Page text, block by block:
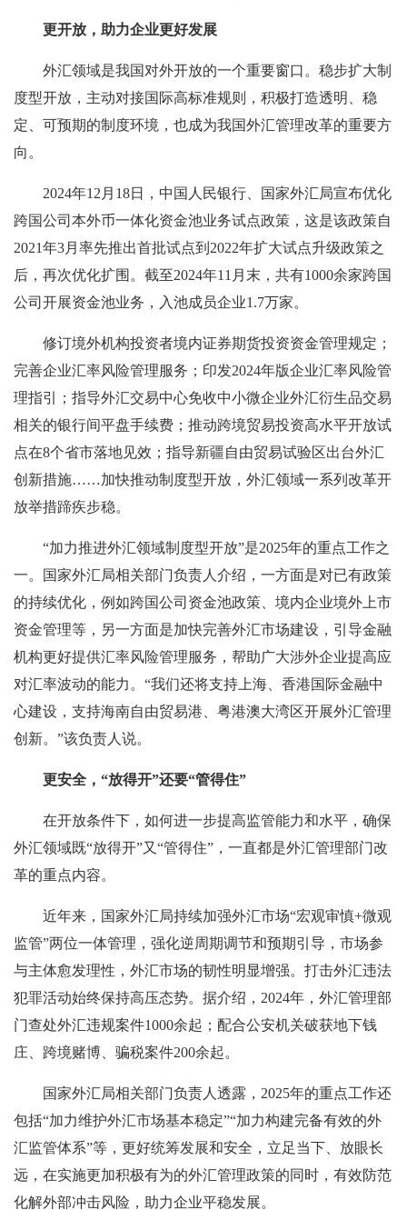
更开放，助力企业更好发展
外汇领域是我国对外开放的一个重要窗口。稳步扩大制
度型开放，主动对接国际高标准规则，积极打造透明、稳
定、可预期的制度环境，也成为我国外汇管理改革的重要方
向。
2024年12月18日，中国人民银行、国家外汇局宣布优化
跨国公司本外币一体化资金池业务试点政策，这是该政策自
2021年3月率先推出首批试点到2022年扩大试点升级政策之
后，再次优化扩围。截至2024年11月末，共有1000余家跨国
公司开展资金池业务，入池成员企业1.7万家。
修订境外机构投资者境内证券期货投资资金管理规定；
完善企业汇率风险管理服务；印发2024年版企业汇率风险管
理指引；指导外汇交易中心免收中小微企业外汇衍生品交易
相关的银行间平盘手续费；推动跨境贸易投资高水平开放试
点在8个省市落地见效；指导新疆自由贸易试验区出台外汇
创新措施……加快推动制度型开放，外汇领域一系列改革开
放举措蹄疾步稳。
“加力推进外汇领域制度型开放”是2025年的重点工作之
一。国家外汇局相关部门负责人介绍，一方面是对已有政策
的持续优化，例如跨国公司资金池政策、境内企业境外上市
资金管理等，另一方面是加快完善外汇市场建设，引导金融
机构更好提供汇率风险管理服务，帮助广大涉外企业提高应
对汇率波动的能力。“我们还将支持上海、香港国际金融中
心建设，支持海南自由贸易港、粤港澳大湾区开展外汇管理
创新。”该负责人说。
更安全，“放得开”还要“管得住”
在开放条件下，如何进一步提高监管能力和水平，确保
外汇领域既“放得开”又“管得住”，一直都是外汇管理部门改
革的重点内容。
近年来，国家外汇局持续加强外汇市场“宏观审慎+微观
监管”两位一体管理，强化逆周期调节和预期引导，市场参
与主体愈发理性，外汇市场的韧性明显增强。打击外汇违法
犯罪活动始终保持高压态势。据介绍，2024年，外汇管理部
门查处外汇违规案件1000余起；配合公安机关破获地下钱
庄、跨境赌博、骗税案件200余起。
国家外汇局相关部门负责人透露，2025年的重点工作还
包括“加力维护外汇市场基本稳定”“加力构建完备有效的外
汇监管体系”等，更好统筹发展和安全，立足当下、放眼长
远，在实施更加积极有为的外汇管理政策的同时，有效防范
化解外部冲击风险，助力企业平稳发展。